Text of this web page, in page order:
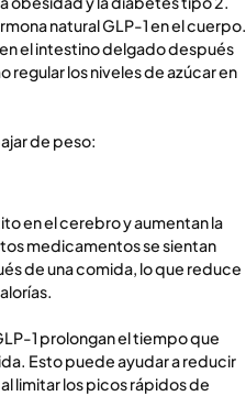
natural GLP-1 en el cuerpo.
el intestino delgado después
los niveles de azúcar en
de peso:
en el cerebro y aumentan la
medicamentos se sientan
de una comida, lo que reduce
1 prolongan el tiempo que
Esto puede ayudar a reducir
limitar los picos rápidos de